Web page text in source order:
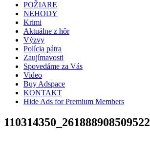
POŽIARE
NEHODY
Krimi
Aktuálne z hôr
Výzvy
Polícia pátra
Zaujímavosti
Spovedáme za Vás
Video
Buy Adspace
KONTAKT
Hide Ads for Premium Members